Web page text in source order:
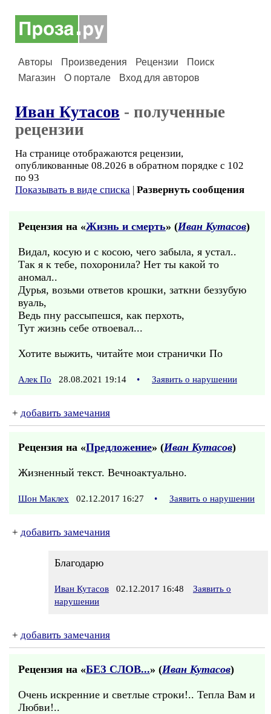
Авторы Произведения Рецензии
Поиск
Магазин
О портале Вход для авторов
Иван Кутасов - полученные
рецензии
На странице отображаются рецензии,
опубликованные 08.2026 в обратном порядке с 102
по 93
Показывать в виде списка | Развернуть сообщения
Рецензия на «Жизнь и смерть» (Иван Кутасов)
Видал, косую и с косою, чего забыла, я устал..
Так я к тебе, похоронила? Нет ты какой то
аномал..
Дурья, возьми ответов крошки, заткни беззубую
вуаль,
Ведь пну рассыпешся, как перхоть,
Тут жизнь себе отвоевал...
Хотите выжить, читайте мои странички По
Алек По 28.08.2021 19:14 • Заявить о нарушении
+ добавить замечания
Рецензия на «Предложение» (Иван Кутасов)
Жизненный текст. Вечноактуально.
Шон Маклех 02.12.2017 16:27 • Заявить о нарушении
+ добавить замечания
Благодарю
Иван Кутасов 02.12.2017 16:48
Заявить о
нарушении
+ добавить замечания
Рецензия на «БЕЗ СЛОВ...» (Иван Кутасов)
Очень искренние и светлые строки!.. Тепла Вам и
Любви!..